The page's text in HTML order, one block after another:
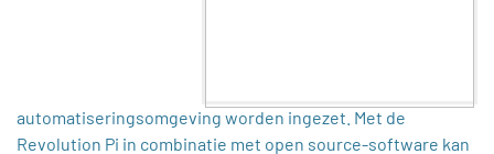
automatiseringsomgeving worden ingezet. Met de
Revolution Pi in combinatie met open source-software kan